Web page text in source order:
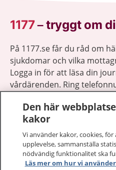
1177–tryggt om
På 1177.se får du råd om
sjukdomar och vilka
Logga in för att läsa din
vårdärenden. Ring
1177 ger dig råd när du vill
Den här
kakor
Vi använder kakor, cookies,
upplevelse, sammanställa
nödvändig funktionalitet ska
Läs mer om hur vi